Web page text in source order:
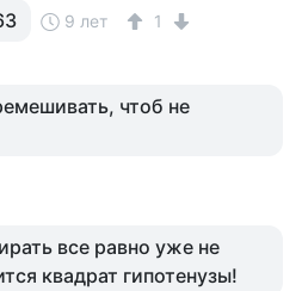
9 лет 1
чтоб не
все равно уже не
квадрат гипотенузы!